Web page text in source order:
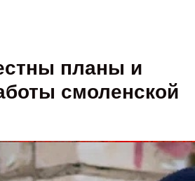
планы и
смоленской